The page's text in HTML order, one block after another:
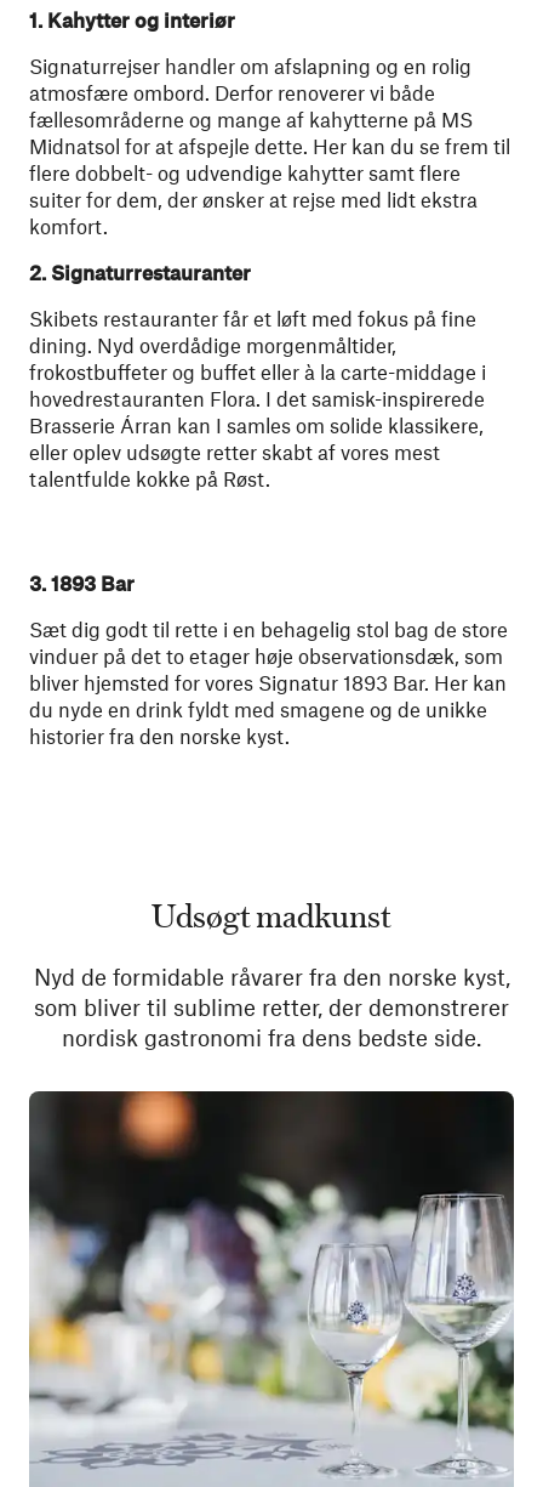
1. Kahytter og interiør
Signaturrejser handler om afslapning og en rolig
atmosfære ombord. Derfor renoverer vi både
fællesområderne og mange af kahytterne på MS
Midnatsol for at afspejle dette. Her kan du se frem til
flere dobbelt- og udvendige kahytter samt flere
suiter for dem, der ønsker at rejse med lidt ekstra
komfort.
2. Signaturrestauranter
Skibets restauranter får et løft med fokus på fine
dining. Nyd overdådige morgenmåltider,
frokostbuffeter og buffet eller à la carte-middage i
hovedrestauranten Flora. I det samisk-inspirerede
Brasserie Árran kan I samles om solide klassikere,
eller oplev udsøgte retter skabt af vores mest
talentfulde kokke på Røst.
3. 1893 Bar
Sæt dig godt til rette i en behagelig stol bag de store
vinduer på det to etager høje observationsdæk, som
bliver hjemsted for vores Signatur 1893 Bar. Her kan
du nyde en drink fyldt med smagene og de unikke
historier fra den norske kyst.
Udsøgt madkunst
Nyd de formidable råvarer fra den norske kyst,
som bliver til sublime retter, der demonstrerer
nordisk gastronomi fra dens bedste side.